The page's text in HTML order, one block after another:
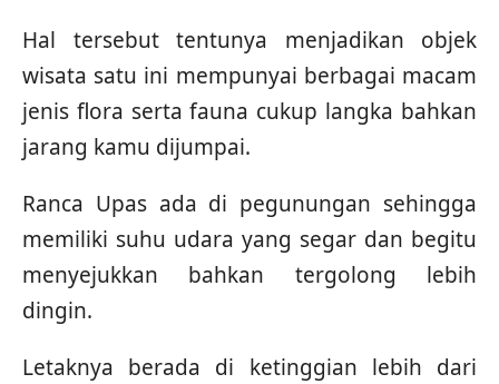
Hal tersebut tentunya menjadikan objek
wisata satu ini mempunyai berbagai macam
jenis flora serta fauna cukup langka bahkan
jarang kamu dijumpai.
Ranca Upas ada di pegunungan sehingga
memiliki suhu udara yang segar dan begitu
menyejukkan bahkan tergolong lebih
dingin.
Letaknya berada di ketinggian lebih dari